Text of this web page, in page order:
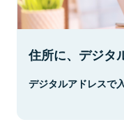
住所に、デジタ
デジタルアドレスで